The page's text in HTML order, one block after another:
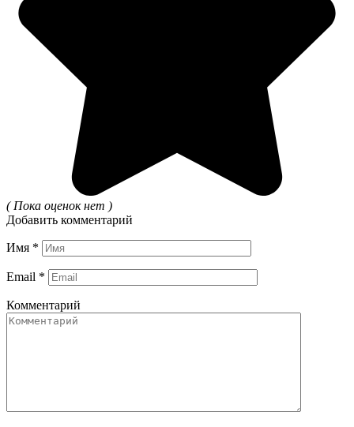
( Пока оценок нет )
Добавить комментарий
Имя *
Email *
Комментарий